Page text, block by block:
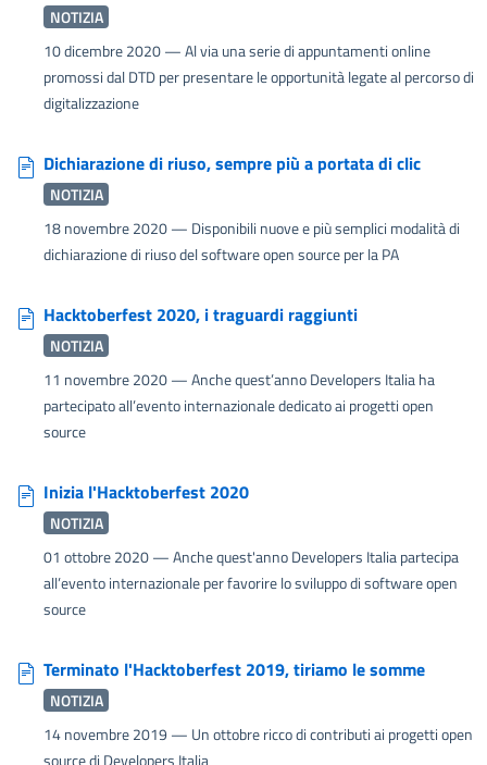
NOTIZIA
10 dicembre 2020— Al via una serie di appuntamenti online
promossi dal DTD per presentare le opportunità legate al percorso di
digitalizzazione
Dichiarazione di riuso, sempre più a portata di clic
NOTIZIA
18 novembre 2020— Disponibili nuove e più semplici modalità di
dichiarazione di riuso del software open source per la PA
Hacktoberfest 2020, i traguardi raggiunti
NOTIZIA
11 novembre 2020— Anche quest’anno Developers Italia ha
partecipato all’evento internazionale dedicato ai progetti open
source
Inizia l'Hacktoberfest 2020
NOTIZIA
01 ottobre 2020— Anche quest'anno Developers Italia partecipa
all’evento internazionale per favorire lo sviluppo di software open
source
Terminato l'Hacktoberfest 2019, tiriamo le somme
NOTIZIA
14 novembre 2019 — Un ottobre ricco di contributi ai progetti open
source di Developers Italia